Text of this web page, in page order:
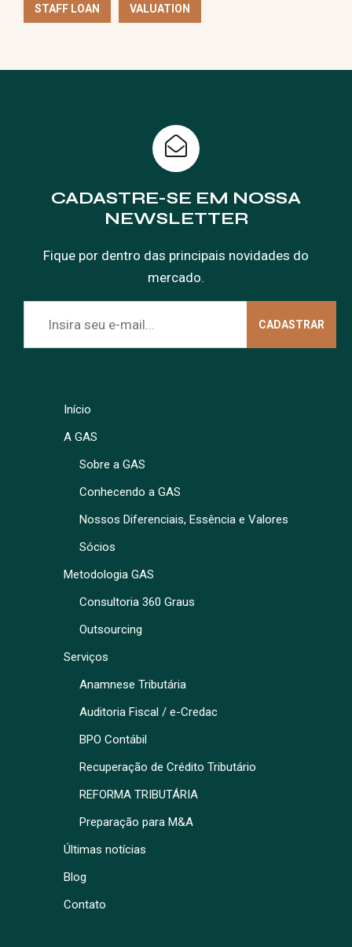
STAFF LOAN VALUATION
CADASTRE-SE EM NOSSA
NEWSLETTER
Fique por dentro das principais novidades do
mercado.
Início
A GAS
Sobre a GAS
Conhecendo a GAS
Nossos Diferenciais, Essência e Valores
Sócios
Metodologia GAS
Consultoria 360 Graus
Outsourcing
Serviços
Anamnese Tributária
Auditoria Fiscal / e-Credac
BPO Contábil
Recuperação de Crédito Tributário
REFORMA TRIBUTÁRIA
Preparação para M&A
Últimas notícias
Blog
Contato